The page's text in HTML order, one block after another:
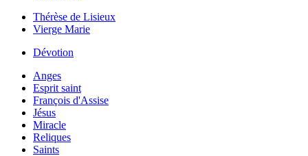
Thérèse de Lisieux
Vierge Marie
Dévotion
Anges
Esprit saint
François d'Assise
Jésus
Miracle
Reliques
Saints